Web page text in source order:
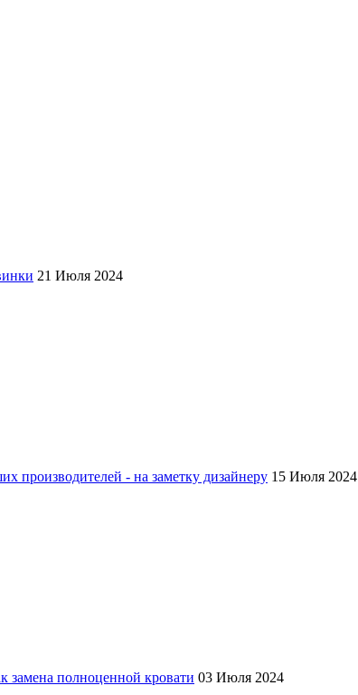
21 Июля 2024
производителей - на заметку дизайнеру 15 Июля 2024
замена полноценной кровати 03 Июля 2024